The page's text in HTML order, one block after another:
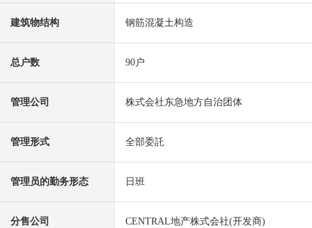
建筑物结构 钢筋混凝土构造
总户数 90户
管理公司 株式会社东急地方自治团体
管理形式 全部委託
管理员的勤务形态 日班
分售公司 CENTRAL地产株式会社(开发商)